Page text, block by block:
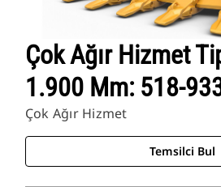
Çok Ağır Hizmet
1.900 Mm: 518-
Çok Ağır Hizmet
Temsilci Bul